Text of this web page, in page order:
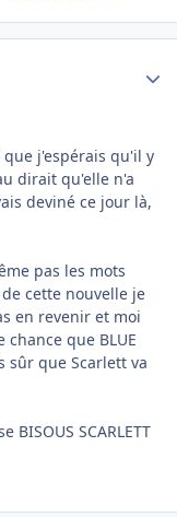
j'espérais qu'il y
dirait qu'elle n'a
deviné ce jour là,
pas les mots
cette nouvelle je
en revenir et moi
que BLUE
sûr que Scarlett va
BISOUS SCARLETT